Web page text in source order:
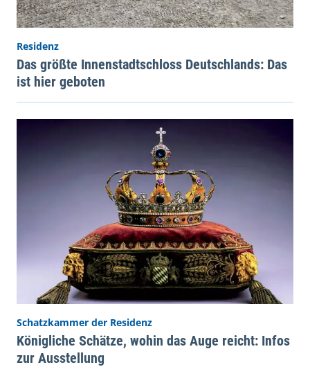
Residenz
Das größte Innenstadtschloss Deutschlands: Das
ist hier geboten
Schatzkammer der Residenz
Königliche Schätze, wohin das Auge reicht: Infos
zur Ausstellung